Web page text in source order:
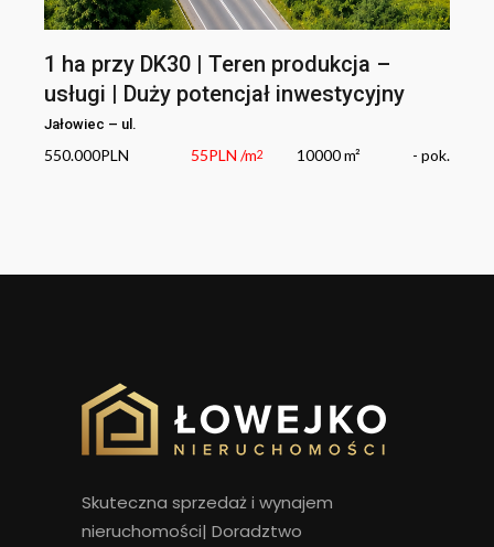
1 ha przy DK30 | Teren produkcja –
usługi | Duży potencjał inwestycyjny
Jałowiec – ul.
550.000PLN 55PLN /m2 10000 m² - pok.
Skuteczna sprzedaż i wynajem
nieruchomości| Doradztwo